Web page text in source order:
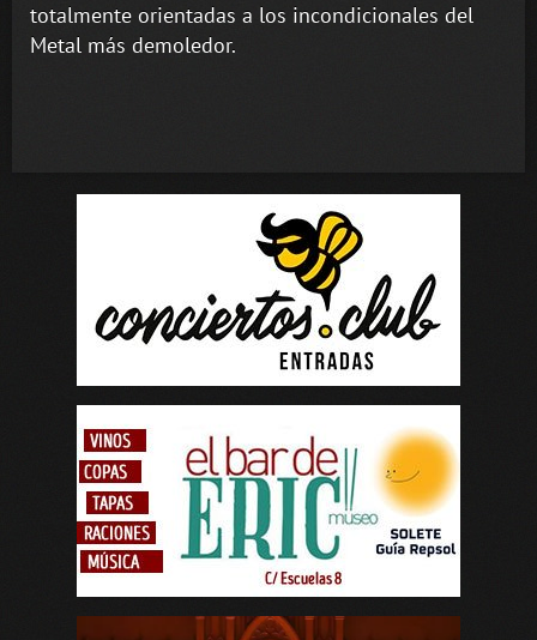
totalmente orientadas a los incondicionales del
Metal más demoledor.